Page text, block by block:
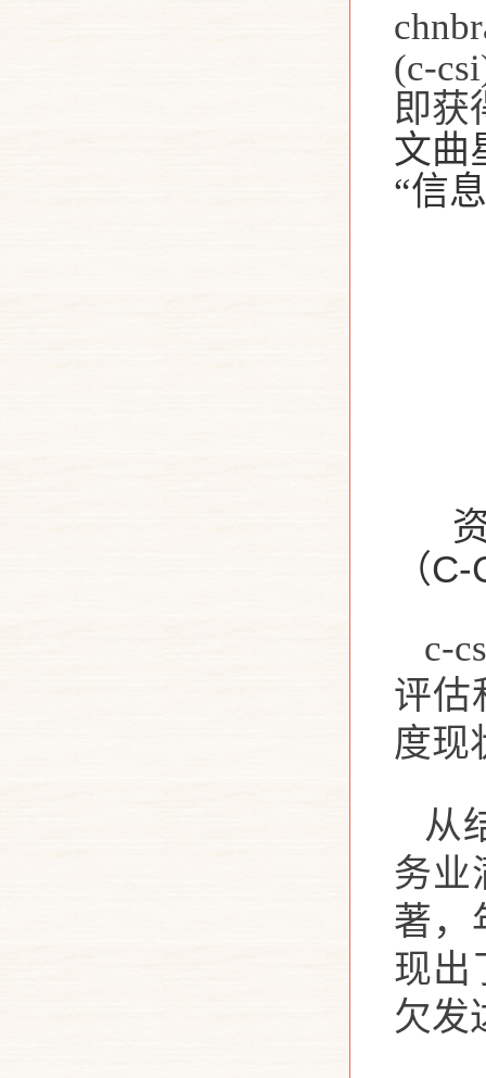
(c-
即获
文曲
“信
资
（C-
c-
评估
度现
从
务业
著，
现出
欠发